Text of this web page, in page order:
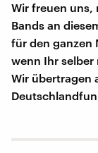
Wir freuen uns,
Bands an
für den ganzen
wenn Ihr
Wir übertragen